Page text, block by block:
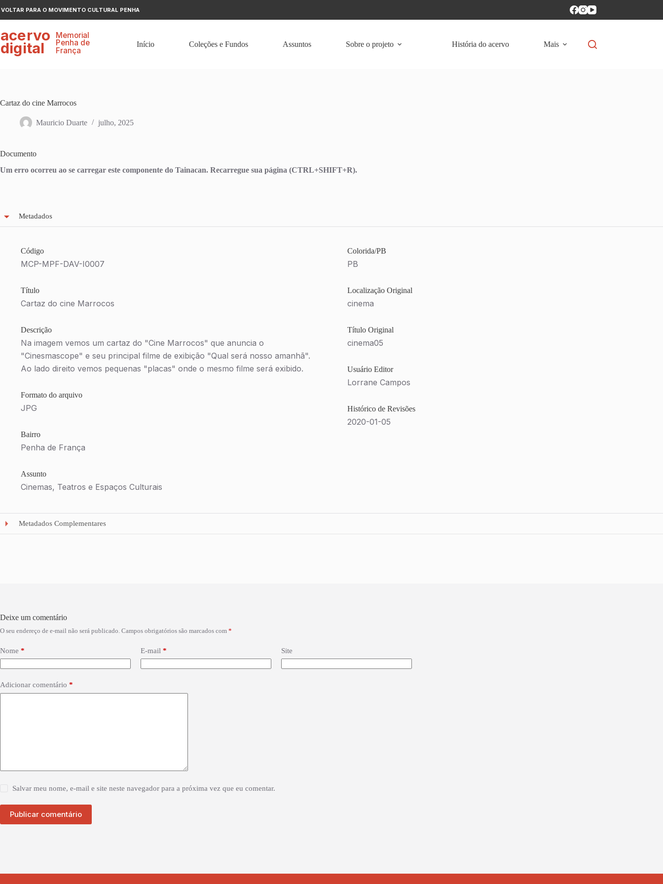
para
o
VOLTAR PARA O MOVIMENTO CULTURAL PENHA
Memorial
Penha de
França
acervo
digital Início Coleções e Fundos Assuntos Sobre o projeto História do acervo Mais
Cartaz do cine Marrocos
Mauricio Duarte julho, 2025
Documento
Um erro ocorreu ao se carregar este componente do Tainacan. Recarregue sua página (CTRL+SHIFT+R).
Metadados
Código
MCP-MPF-DAV-I0007
Título
Cartaz do cine Marrocos
Descrição
Na imagem vemos um cartaz do "Cine Marrocos" que anuncia o
"Cinesmascope" e seu principal filme de exibição "Qual será nosso amanhã".
Ao lado direito vemos pequenas "placas" onde o mesmo filme será exibido.
Formato do arquivo
JPG
Bairro
Penha de França
Assunto
Cinemas, Teatros e Espaços Culturais
Colorida/PB
PB
Localização Original
cinema
Título Original
cinema05
Usuário Editor
Lorrane Campos
Histórico de Revisões
2020-01-05
Metadados Complementares
Deixe um comentário
O seu endereço de e-mail não será publicado. Campos obrigatórios são marcados com *
Nome * E-mail * Site
Adicionar comentário *
Salvar meu nome, e-mail e site neste navegador para a próxima vez que eu comentar.
Publicar comentário